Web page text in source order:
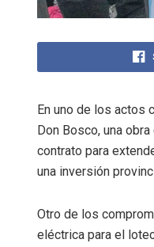
En uno de los actos
Don Bosco, una
contrato para
una inversión
Otro de los
eléctrica para el